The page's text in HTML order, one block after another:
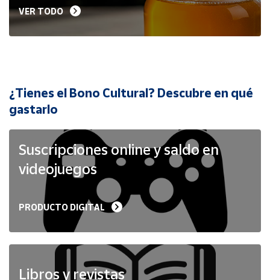
Hazte
vendedor
Cuenta
Ubicación
Península
Baleares
Melilla
VER TODO
¿Tienes el Bono Cultural? Descubre en qué
gastarlo
Suscripciones online y saldo en
videojuegos
PRODUCTO DIGITAL
Libros y revistas